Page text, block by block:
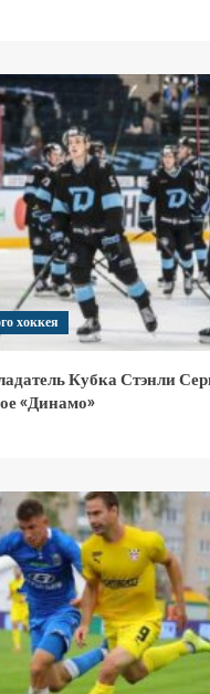
хоккея
Кубка Стэнли
«Динамо»